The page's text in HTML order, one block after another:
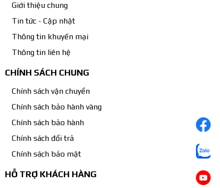
Giới thiệu chung
Tin tức - Cập nhật
Thông tin khuyến mại
Thông tin liên hệ
CHÍNH SÁCH CHUNG
Chính sách vận chuyển
Chính sách bảo hành vàng
Chính sách bảo hành
Chính sách đổi trả
Chính sách bảo mật
HỖ TRỢ KHÁCH HÀNG